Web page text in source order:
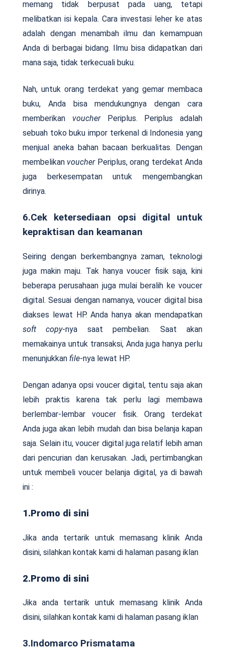
memang tidak berpusat pada uang, tetapi
melibatkan isi kepala. Cara investasi leher ke atas
adalah dengan menambah ilmu dan kemampuan
Anda di berbagai bidang. Ilmu bisa didapatkan dari
mana saja, tidak terkecuali buku.
Nah, untuk orang terdekat yang gemar membaca
buku, Anda bisa mendukungnya dengan cara
memberikan voucher Periplus. Periplus adalah
sebuah toko buku impor terkenal di Indonesia yang
menjual aneka bahan bacaan berkualitas. Dengan
membelikan voucherPeriplus, orang terdekat Anda
juga berkesempatan untuk mengembangkan
dirinya.
6.Cek ketersediaan opsi digital untuk
kepraktisan dan keamanan
Seiring dengan berkembangnya zaman, teknologi
juga makin maju. Tak hanya voucer fisik saja, kini
beberapa perusahaan juga mulai beralih ke voucer
digital. Sesuai dengan namanya, voucer digital bisa
diakses lewat HP. Anda hanya akan mendapatkan
soft copy-nya saat pembelian. Saat akan
memakainya untuk transaksi, Anda juga hanya perlu
menunjukkan file-nya lewat HP.
Dengan adanya opsi voucer digital, tentu saja akan
lebih praktis karena tak perlu lagi membawa
berlembar-lembar voucer fisik. Orang terdekat
Anda juga akan lebih mudah dan bisa belanja kapan
saja. Selain itu, voucer digital juga relatif lebih aman
dari pencurian dan kerusakan. Jadi, pertimbangkan
untuk membeli voucer belanja digital, ya di bawah
ini :
1.Promo di sini
Jika anda tertarik untuk memasang klinik Anda
disini, silahkan kontak kami di halaman pasang iklan
2.Promo di sini
Jika anda tertarik untuk memasang klinik Anda
disini, silahkan kontak kami di halaman pasang iklan
3.Indomarco Prismatama